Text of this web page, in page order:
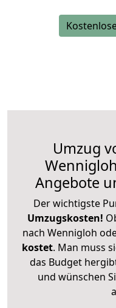
Umzug
Angebote
Der wichtigste
Umzugskosten!
nach Wennigloh
kostet. Man muss
das Budget
und wünschen